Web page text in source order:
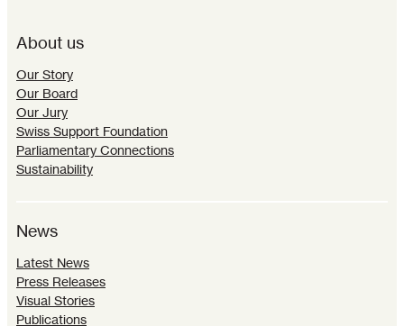
About us
Our Story
Our Board
Our Jury
Swiss Support Foundation
Parliamentary Connections
Sustainability
News
Latest News
Press Releases
Visual Stories
Publications